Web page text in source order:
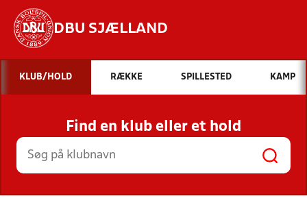
DBU SJÆLLAND
Hvad vil du søge efter?
INDHOLD OG NYHEDER
STILLINGER, RESULTATER, KLUBBER OG
HOLD
KLUB/HOLD RÆKKE SPILLESTED KAMP
Find en klub eller et hold